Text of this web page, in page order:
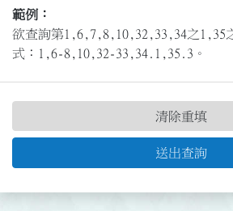
範例：
欲查詢第1,6,7,8,10,32,33,34之1,35
式：1,6-8,10,32-33,34.1,35.3。
送出查詢
清除重填